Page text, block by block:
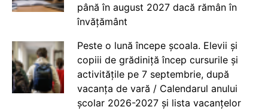
până în august 2027 dacă rămân în
învățământ
Peste o lună începe școala. Elevii și
copiii de grădiniță încep cursurile și
activitățile pe 7 septembrie, după
vacanța de vară / Calendarul anului
școlar 2026-2027 și lista vacanțelor